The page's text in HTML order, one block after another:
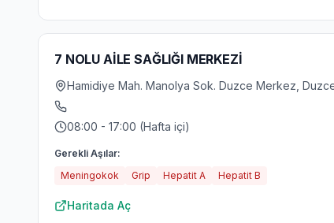
7 NOLU AİLE SAĞLIĞI MERKEZİ
Hamidiye Mah. Manolya Sok. Duzce Merkez,
08:00 - 17:00 (Hafta içi)
Gerekli Aşılar:
Meningokok
Grip Hepatit A Hepatit B
Haritada Aç